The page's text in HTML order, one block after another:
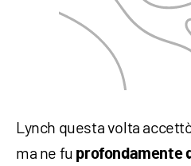
Lynch questa volta
ma ne fu profondamente